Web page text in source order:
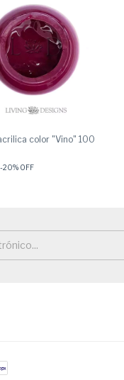
color "Vino" 100
-20% OFF